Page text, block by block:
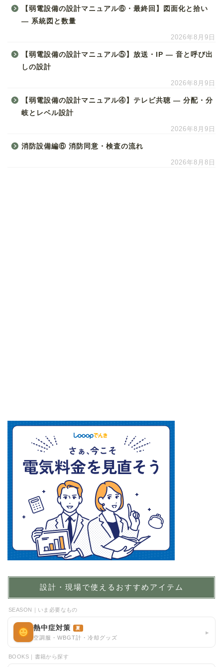
【弱電設備の設計マニュアル⑥・最終回】図面化と拾い
― 系統図と数量
2026年8月9日
【弱電設備の設計マニュアル⑤】放送・IP ― 音と呼び出
しの設計
2026年8月9日
【弱電設備の設計マニュアル④】テレビ共聴 ― 分配・分
岐とレベル設計
2026年8月9日
消防設備編⑥ 消防同意・検査の流れ
2026年8月8日
設計・現場で使えるおすすめアイテム
SEASON｜いま必要なもの
熱中症対策 夏
空調服・WBGT計・冷却グッズ
▸
BOOKS｜書籍から探す